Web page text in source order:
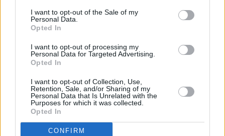
cualquier momento entrando de nuevo en este sitio web o
visitando nuestra política de privacidad.
I want to opt-out of the Sale of my
Personal Data.
Opted In
I want to opt-out of processing my
Personal Data for Targeted Advertising.
Opted In
I want to opt-out of Collection, Use,
Retention, Sale, and/or Sharing of my
Personal Data that Is Unrelated with the
Purposes for which it was collected.
Opted In
CONFIRM